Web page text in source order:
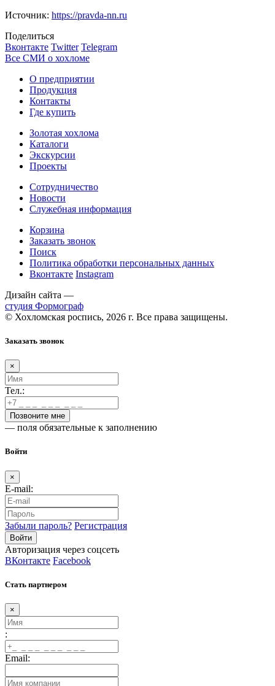
Источник: https://pravda-nn.ru
Поделиться
Вконтакте Twitter Telegram
Все СМИ о хохломе
О предприятии
Продукция
Контакты
Где купить
Золотая хохлома
Каталоги
Экскурсии
Проекты
Сотрудничество
Новости
Служебная информация
Корзина
Заказать звонок
Поиск
Политика обработки персональных данных
Вконтакте Instagram
Дизайн сайта —
студия Формограф
© Хохломская роспись, 2026 г. Все права защищены.
Заказать звонок
×
Тел.:
— поля обязательные к заполнению
Войти
×
E-mail:
Забыли пароль? Регистрация
Авторизация через соцсеть
ВКонтакте Facebook
Стать партнером
×
:
Email: